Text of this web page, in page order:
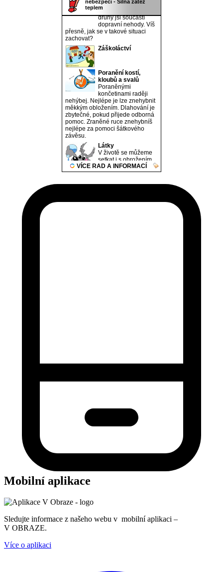
Mobilní aplikace
Sledujte informace z našeho webu v mobilní aplikaci –
V OBRAZE.
Více o aplikaci